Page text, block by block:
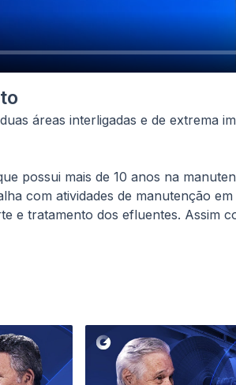
áreas interligadas e de extrema
possui mais de 10 anos na
com atividades de manutenção
e tratamento dos efluentes. Assim